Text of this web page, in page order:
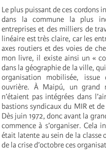
Le plus puissant de ces cordons
dans la commune la plus
entreprises et des milliers de
linéaire est très claire, car les
axes routiers et des voies de
mon livre, il existe ainsi un «
dans la géographie de la ville,
organisation mobilisée,
ouvrière. À Maipú, un grand
n’étaient pas intégrées dans
bastions syndicaux du MIR et
Dès juin 1972, donc avant la
commence à s’organiser. Cela
était latente au sein de la
de la crise d’octobre ces